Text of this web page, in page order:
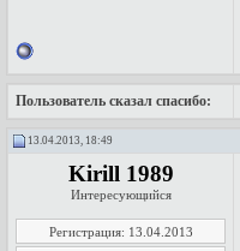
Пользователь сказал cпасибо:
13.04.2013, 18:49
Kirill 1989
Интересующийся
Регистрация: 13.04.2013